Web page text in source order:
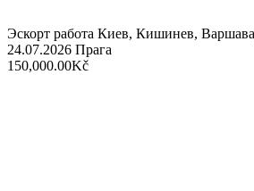
Эскорт работа Киев, Кишинев,
24.07.2026 Прага
150,000.00Kč